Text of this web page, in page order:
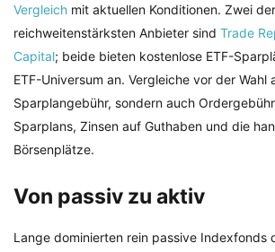
Vergleich mit aktuellen Konditionen. Zwei der
reichweitenstärksten Anbieter sind Trade
Capital; beide bieten kostenlose ETF-
ETF-Universum an. Vergleiche vor der Wahl
Sparplangebühr, sondern auch
Sparplans, Zinsen auf Guthaben und die
Börsenplätze.
Von passiv zu aktiv
Lange dominierten rein passive Indexfonds